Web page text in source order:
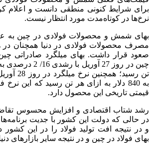
برای شرایط کنونی منطقی دانست و اعلام
نرخ‌ها در کوتاه‌مدت مورد انتظار نیست.
بهای شمش و محصولات فولادی در چین به
مصرف محصولات فولادی در دنیا همچنان در
صعود قرار داشت. بهای میلگرد صادراتی
تن رسید؛
به 840 دلار به ازای هر تن رسید که این
قیمتی تاریخی این محصول دارد.
رشد شتاب اقتصادی و افزایش محسوس
در حالی که دولت این کشور با جدیت
و در نتیجه افت تولید فولاد را در این
بهای فولاد در چین و در نتیجه سایر بازارهای